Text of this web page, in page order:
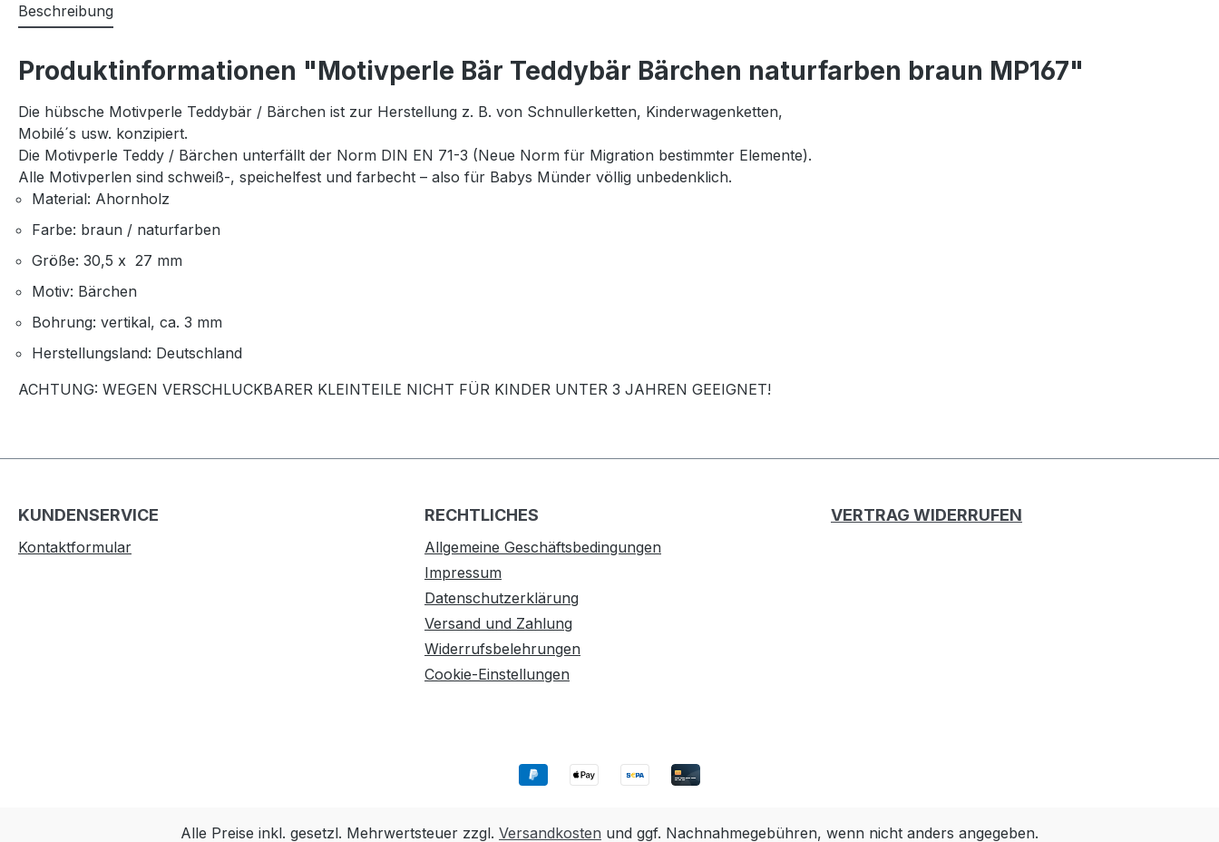
Beschreibung
Produktinformationen "Motivperle Bär Teddybär Bärchen naturfarben braun MP167"
Die hübsche Motivperle Teddybär / Bärchen ist zur Herstellung z. B. von Schnullerketten, Kinderwagenketten,
Mobilé´s usw. konzipiert.
Die Motivperle Teddy / Bärchen unterfällt der Norm DIN EN 71-3 (Neue Norm für Migration bestimmter Elemente).
Alle Motivperlen sind schweiß-, speichelfest und farbecht – also für Babys Münder völlig unbedenklich.
Material: Ahornholz
Farbe: braun / naturfarben
Größe: 30,5 x 27 mm
Motiv: Bärchen
Bohrung: vertikal, ca. 3 mm
Herstellungsland: Deutschland
ACHTUNG: WEGEN VERSCHLUCKBARER KLEINTEILE NICHT FÜR KINDER UNTER 3 JAHREN GEEIGNET!
KUNDENSERVICE
Kontaktformular
RECHTLICHES
Allgemeine Geschäftsbedingungen
Impressum
Datenschutzerklärung
Versand und Zahlung
Widerrufsbelehrungen
Cookie-Einstellungen
VERTRAG WIDERRUFEN
Alle Preise inkl. gesetzl. Mehrwertsteuer zzgl. Versandkosten und ggf. Nachnahmegebühren, wenn nicht anders angegeben.